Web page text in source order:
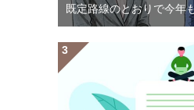
既定路線のとおりで今年